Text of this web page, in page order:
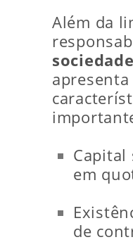
Além da
Capital
em
de